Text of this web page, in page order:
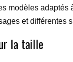
modèles
et différentes
la taille